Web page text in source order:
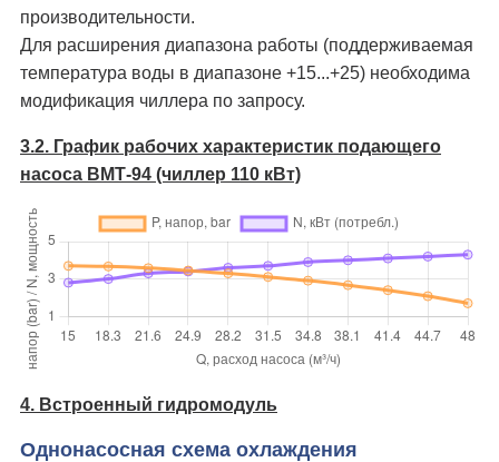
производительности.
Для расширения диапазона работы (поддерживаемая
температура воды в диапазоне +15...+25) необходима
модификация чиллера по запросу.
3.2. График рабочих характеристик подающего
насоса ВМТ-94 (чиллер 110 кВт)
4. Встроенный гидромодуль
Однонасосная схема охлаждения